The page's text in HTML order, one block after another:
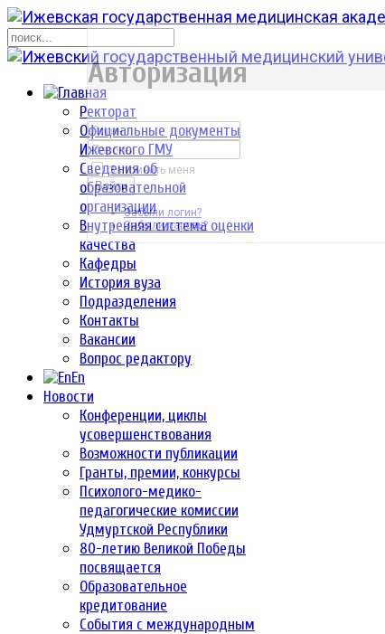
Ректорат
Официальные документы
Ижевского ГМУ
Сведения об
образовательной
организации
Внутренняя система оценки
качества
Кафедры
История вуза
Подразделения
Контакты
Вакансии
Вопрос редактору
En
Новости
Конференции, циклы
усовершенствования
Возможности публикации
Гранты, премии, конкурсы
Психолого-медико-
педагогические комиссии
Удмуртской Республики
80-летию Великой Победы
посвящается
Образовательное
кредитование
События с международным
р
Авторизация
Запомнить меня
Войти
Забыли логин?
Забыли пароль?